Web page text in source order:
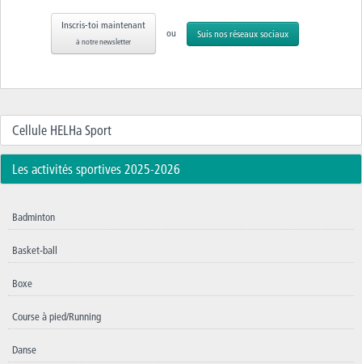
Inscris-toi maintenant
à notre newsletter
ou Suis nos réseaux sociaux
Cellule HELHa Sport
Les activités sportives 2025-2026
Badminton
Basket-ball
Boxe
Course à pied/Running
Danse